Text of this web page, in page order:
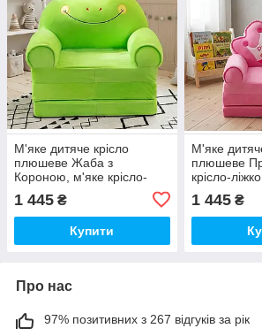
М'яке дитяче крісло
плюшеве Жаба з
Короною, м'яке крісло-
1 445 ₴
Купити
М'яке
плюшеве
крісло-
1 445₴
Про нас
97% позитивних з 267 відгуків за рік